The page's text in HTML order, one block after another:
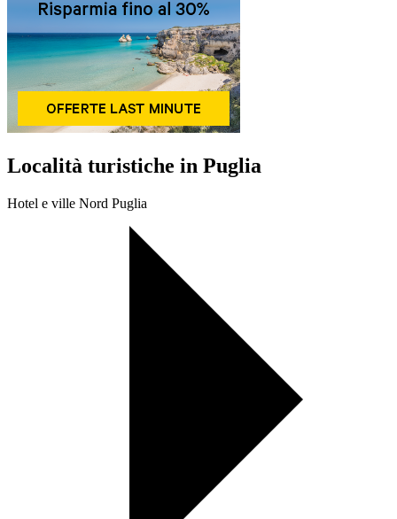
Località turistiche in Puglia
Hotel e ville Nord Puglia